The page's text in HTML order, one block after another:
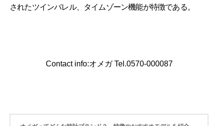
されたツインバレル、タイムゾーン機能が特徴である。
Contact info:オメガ Tel.0570-000087